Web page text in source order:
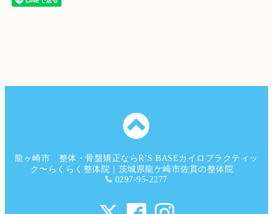
龍ヶ崎市 整体・骨盤矯正ならR’S BASEカイロプラクティッ
ク〜らくらく整体院｜茨城県龍ケ崎市佐貫の整体院
0297-95-2277